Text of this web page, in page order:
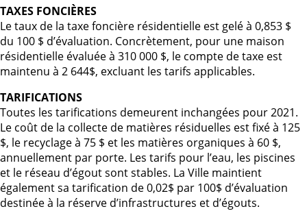
TAXES FONCIÈRES
Le taux de la taxe foncière résidentielle est gelé à 0,853 $
du 100 $ d’évaluation. Concrètement, pour une maison
résidentielle évaluée à 310 000 $, le compte de taxe est
maintenu à 2 644$, excluant les tarifs applicables.
TARIFICATIONS
Toutes les tarifications demeurent inchangées pour 2021.
Le coût de la collecte de matières résiduelles est fixé à 125
$, le recyclage à 75 $ et les matières organiques à 60 $,
annuellement par porte. Les tarifs pour l’eau, les piscines
et le réseau d’égout sont stables. La Ville maintient
également sa tarification de 0,02$ par 100$ d’évaluation
destinée à la réserve d’infrastructures et d’égouts.